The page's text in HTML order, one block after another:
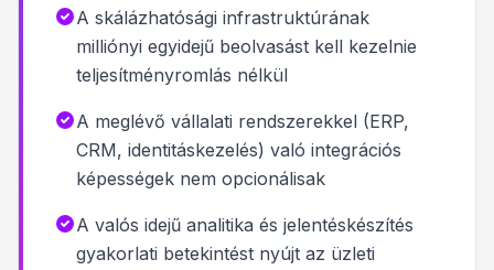
A skálázhatósági infrastruktúrának
milliónyi egyidejű beolvasást kell kezelnie
teljesítményromlás nélkül
A meglévő vállalati rendszerekkel (ERP,
CRM, identitáskezelés) való integrációs
képességek nem opcionálisak
A valós idejű analitika és jelentéskészítés
gyakorlati betekintést nyújt az üzleti